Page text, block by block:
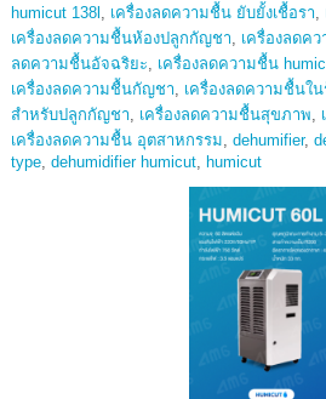
humicut 138l , เครื่องลดความชื้น ยับยั้งเชื้อรา,
เครื่องลดความชื้นห้องปลูกกัญชา, เครื่องลดค
ลดความชื้นอัจฉริยะ, เครื่องลดความชื้น
เครื่องลดความชื้นกัญชา, เครื่องลดความชื้นใ
สำหรับปลูกกัญชา, เครื่องลดความชื้นสุขภาพ,
เครื่องลดความชื้น อุตสาหกรรม, dehumifier,
type, dehumidifier humicut, humicut